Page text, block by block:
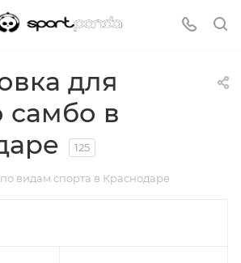
для
самбо в
125
видам спорта в Краснодаре